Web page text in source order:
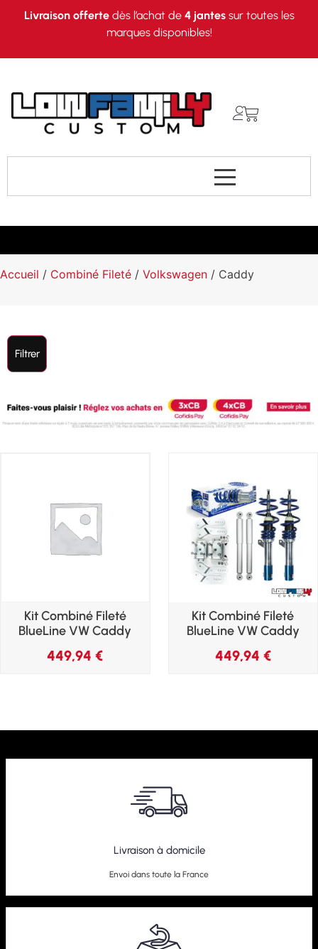
Livraison offertedès l’achat de 4 jantessur toutes les
marques disponibles!
Accueil / Combiné Fileté / Volkswagen / Caddy
Filtrer
Kit Combiné Fileté
BlueLine VW Caddy
449,94€
Kit Combiné Fileté
BlueLine VW Caddy
449,94 €
Livraison à domicile
Envoi dans toute la France